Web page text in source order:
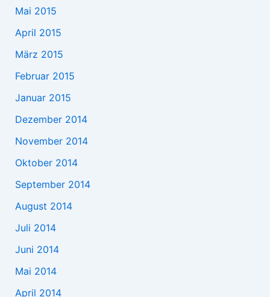
Mai 2015
April 2015
März 2015
Februar 2015
Januar 2015
Dezember 2014
November 2014
Oktober 2014
September 2014
August 2014
Juli 2014
Juni 2014
Mai 2014
April 2014